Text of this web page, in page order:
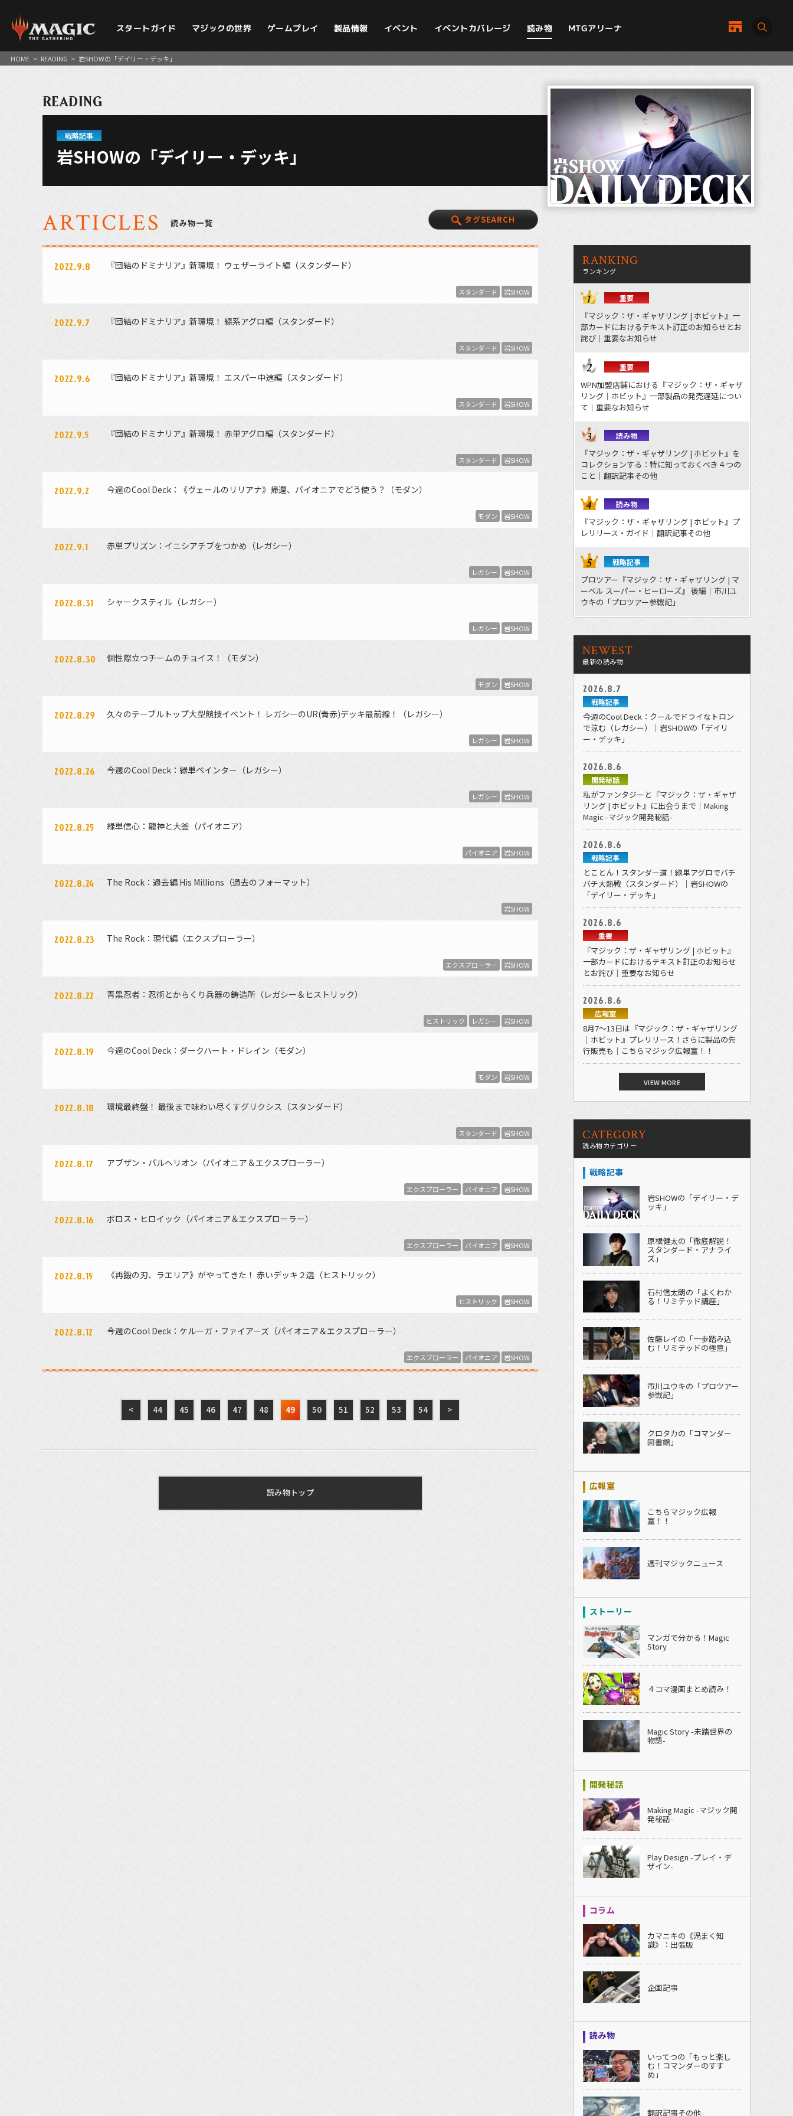
スタートガイド マジックの世界 ゲームプレイ 製品情報 イベント イベントカバレージ 読み物 MTGアリーナ
HOME > READING > 岩SHOWの「デイリー・デッキ」
READING
戦略記事
岩SHOWの「デイリー・デッキ」
タグSEARCH
ARTICLES 読み物一覧
2022.9.8 『団結のドミナリア』新環境！ ウェザーライト編（スタンダード）
スタンダード 岩SHOW
2022.9.7 『団結のドミナリア』新環境！ 緑系アグロ編（スタンダード）
スタンダード 岩SHOW
2022.9.6 『団結のドミナリア』新環境！ エスパー中速編（スタンダード）
スタンダード 岩SHOW
2022.9.5 『団結のドミナリア』新環境！ 赤単アグロ編（スタンダード）
スタンダード 岩SHOW
2022.9.2 今週のCool Deck：《ヴェールのリリアナ》帰還、パイオニアでどう使う？（モダン）
モダン 岩SHOW
2022.9.1 赤単プリズン：イニシアチブをつかめ（レガシー）
レガシー 岩SHOW
2022.8.31 シャークスティル（レガシー）
レガシー 岩SHOW
2022.8.30 個性際立つチームのチョイス！（モダン）
モダン 岩SHOW
2022.8.29 久々のテーブルトップ大型競技イベント！ レガシーのUR(青赤)デッキ最前線！（レガシー）
レガシー 岩SHOW
2022.8.26 今週のCool Deck：緑単ペインター（レガシー）
レガシー 岩SHOW
2022.8.25 緑単信心：龍神と大釜（パイオニア）
パイオニア 岩SHOW
2022.8.24 The Rock：過去編 His Millions（過去のフォーマット）
岩SHOW
2022.8.23 The Rock：現代編（エクスプローラー）
エクスプローラー 岩SHOW
2022.8.22 青黒忍者：忍術とからくり兵器の鋳造所（レガシー＆ヒストリック）
ヒストリック レガシー 岩SHOW
2022.8.19 今週のCool Deck：ダークハート・ドレイン（モダン）
モダン 岩SHOW
2022.8.18 環境最終盤！ 最後まで味わい尽くすグリクシス（スタンダード）
スタンダード 岩SHOW
2022.8.17 アブザン・パルヘリオン（パイオニア＆エクスプローラー）
エクスプローラー パイオニア 岩SHOW
2022.8.16 ボロス・ヒロイック（パイオニア＆エクスプローラー）
エクスプローラー パイオニア 岩SHOW
2022.8.15 《再鍛の刃、ラエリア》がやってきた！ 赤いデッキ２選（ヒストリック）
ヒストリック 岩SHOW
2022.8.12 今週のCool Deck：ケルーガ・ファイアーズ（パイオニア＆エクスプローラー）
エクスプローラー パイオニア 岩SHOW
< 44 45 46 47 48 49 50 51 52 53 54 >
読み物トップ
RANKING
ランキング
重要
『マジック：ザ・ギャザリング | ホビット』一
部カードにおけるテキスト訂正のお知らせとお
詫び｜重要なお知らせ
重要
WPN加盟店舗における『マジック：ザ・ギャザ
リング｜ホビット』一部製品の発売遅延につい
て｜重要なお知らせ
読み物
『マジック：ザ・ギャザリング | ホビット』を
コレクションする：特に知っておくべき４つの
こと｜翻訳記事その他
読み物
『マジック：ザ・ギャザリング | ホビット』プ
レリリース・ガイド｜翻訳記事その他
戦略記事
プロツアー『マジック：ザ・ギャザリング | マ
ーベル スーパー・ヒーローズ』 後編｜市川ユ
ウキの「プロツアー参戦記」
NEWEST
最新の読み物
2026.8.7
戦略記事
今週のCool Deck：クールでドライなトロン
で涼む（レガシー）｜岩SHOWの「デイリ
ー・デッキ」
2026.8.6
開発秘話
私がファンタジーと『マジック：ザ・ギャザ
リング | ホビット』に出会うまで｜Making
Magic -マジック開発秘話-
2026.8.6
戦略記事
とことん！スタンダー道！緑単アグロでバチ
バチ大熱戦（スタンダード）｜岩SHOWの
「デイリー・デッキ」
2026.8.6
重要
『マジック：ザ・ギャザリング | ホビット』
一部カードにおけるテキスト訂正のお知らせ
とお詫び｜重要なお知らせ
2026.8.6
広報室
8月7～13日は『マジック：ザ・ギャザリング
｜ホビット』プレリリース！さらに製品の先
行販売も｜こちらマジック広報室！！
VIEW MORE
CATEGORY
読み物カテゴリー
戦略記事
岩SHOWの「デイリー・デ
ッキ」
原根健太の「徹底解説！
スタンダード・アナライ
ズ」
石村信太朗の「よくわか
る！リミテッド講座」
佐藤レイの「一歩踏み込
む！リミテッドの極意」
市川ユウキの「プロツアー
参戦記」
クロタカの「コマンダー
図書館」
広報室
こちらマジック広報
室！！
週刊マジックニュース
ストーリー
マンガで分かる！Magic
Story
４コマ漫画まとめ読み！
Magic Story -未踏世界の
物語-
開発秘話
Making Magic -マジック開
発秘話-
Play Design -プレイ・デ
ザイン-
コラム
カマニキの《渦まく知
識》：出張版
企画記事
読み物
いってつの「もっと楽し
む！コマンダーのすす
め」
翻訳記事その他